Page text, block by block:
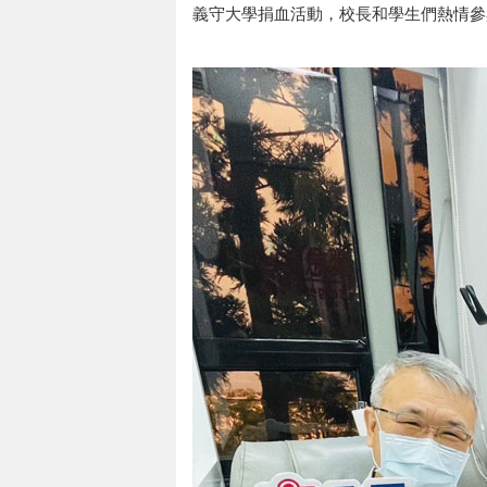
義守大學捐血活動，校長和學生們熱情